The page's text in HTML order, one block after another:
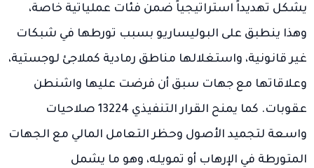
يشكل تهديداً استراتيجياً ضمن فئات عملياتية خاصة،
وهذا ينطبق على البوليساريو بسبب تورطها في شبكات
غير قانونية، واستغلالها مناطق رمادية كملاجئ لوجستية،
وعلاقاتها مع جهات سبق أن فرضت عليها واشنطن
عقوبات. كما يمنح القرار التنفيذي 13224 صلاحيات
واسعة لتجميد الأصول وحظر التعامل المالي مع الجهات
المتورطة في الإرهاب أو تمويله، وهو ما يشمل